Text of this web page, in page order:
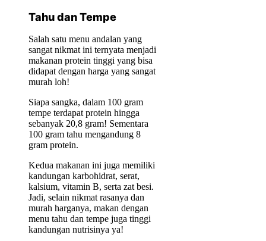
Tahu dan Tempe
Salah satu menu andalan yang
sangat nikmat ini ternyata menjadi
makanan protein tinggi yang bisa
didapat dengan harga yang sangat
murah loh!
Siapa sangka, dalam 100 gram
tempe terdapat protein hingga
sebanyak 20,8 gram! Sementara
100 gram tahu mengandung 8
gram protein.
Kedua makanan ini juga memiliki
kandungan karbohidrat, serat,
kalsium, vitamin B, serta zat besi.
Jadi, selain nikmat rasanya dan
murah harganya, makan dengan
menu tahu dan tempe juga tinggi
kandungan nutrisinya ya!